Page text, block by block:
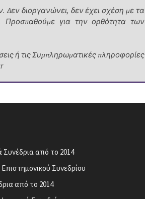
Δεν διοργανώνει, δεν έχει σχέση με τα
Προσπαθούμε για την ορθότητα των
ή τις Συμπληρωματικές πληροφορίες
Συνέδρια από το 2014
Συνεδρίου
από το 2014